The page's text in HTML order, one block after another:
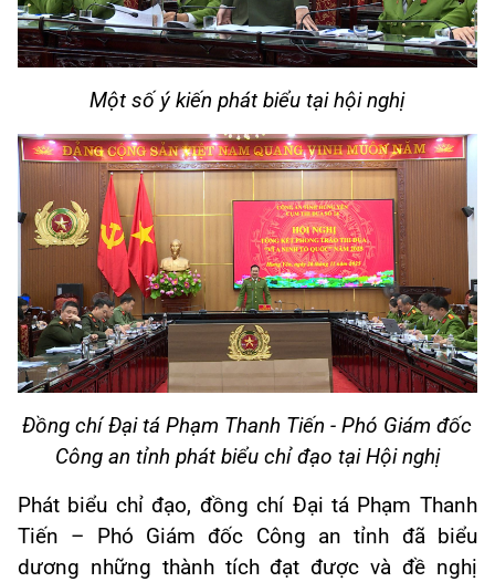
Một số ý kiến phát biểu tại hội nghị
Đồng chí Đại tá Phạm Thanh Tiến - Phó Giám đốc
Công an tỉnh phát biểu chỉ đạo tại Hội nghị
Phát biểu chỉ đạo, đồng chí Đại tá Phạm Thanh
Tiến – Phó Giám đốc Công an tỉnh đã biểu
dương những thành tích đạt được và đề nghị